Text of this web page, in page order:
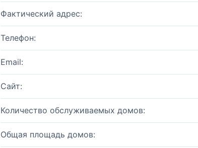
Фактический адрес:
Телефон:
Email:
Сайт:
Количество обслуживаемых домов:
Общая площадь домов: